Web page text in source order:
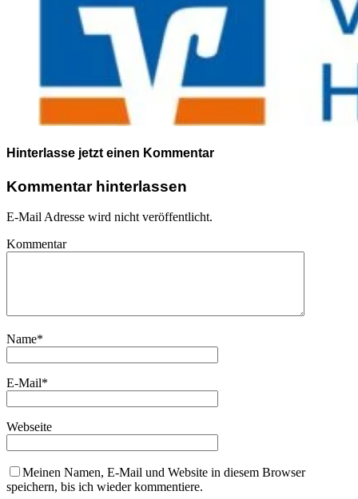
Hinterlasse jetzt einen Kommentar
Kommentar hinterlassen
E-Mail Adresse wird nicht veröffentlicht.
Kommentar
Name*
E-Mail*
Webseite
Meinen Namen, E-Mail und Website in diesem Browser
speichern, bis ich wieder kommentiere.